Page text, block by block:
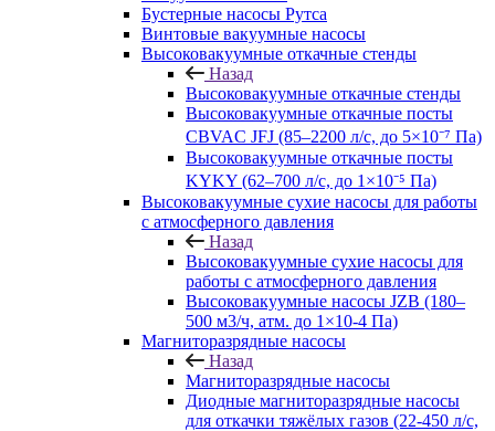
Бустерные насосы Рутса
Винтовые вакуумные насосы
Высоковакуумные откачные стенды
Назад
Высоковакуумные откачные стенды
Высоковакуумные откачные посты
CBVAC JFJ (85–2200 л/с, до 5×10⁻⁷ Па)
Высоковакуумные откачные посты
KYKY (62–700 л/с, до 1×10⁻⁵ Па)
Высоковакуумные сухие насосы для работы
с атмосферного давления
Назад
Высоковакуумные сухие насосы для
работы с атмосферного давления
Высоковакуумные насосы JZB (180–
500 м3/ч, атм. до 1×10-4 Па)
Магниторазрядные насосы
Назад
Магниторазрядные насосы
Диодные магниторазрядные насосы
для откачки тяжёлых газов (22-450 л/с,